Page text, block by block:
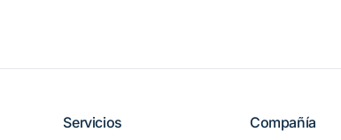
Servicios Compañía